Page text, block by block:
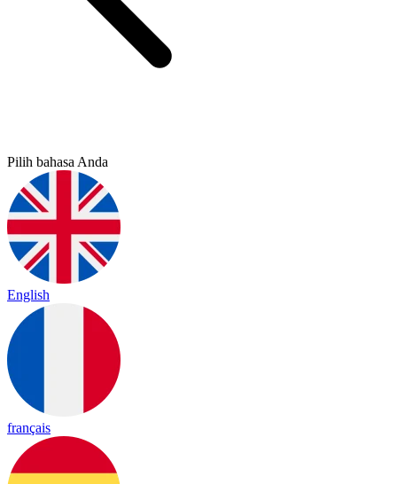
Pilih bahasa Anda
English
français